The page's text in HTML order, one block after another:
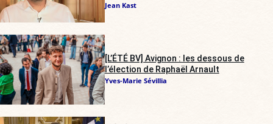
Jean Kast
[L’ÉTÉ BV] Avignon : les dessous de
l’élection de Raphaël Arnault
Yves-Marie Sévillia